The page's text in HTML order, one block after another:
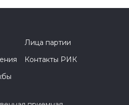
Лица партии
Контакты РИК